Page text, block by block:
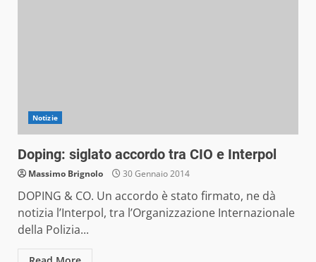
Notizie
Doping: siglato accordo tra CIO e Interpol
Massimo Brignolo 30 Gennaio 2014
DOPING & CO. Un accordo è stato firmato, ne dà
notizia l’Interpol, tra l’Organizzazione Internazionale
della Polizia...